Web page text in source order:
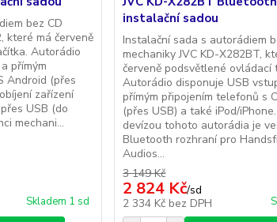
bez CD
které má červeně
Autorádio
přímým
Android (přes
zařízení
USB (do
mechani...
Skladem 1 sd
instalační sadou
Instalační sada s autorádiem
mechaniky JVC KD-X282BT,
červeně podsvětlené ovládací
Autorádio disponuje USB
přímým připojením telefonů s
(přes USB) a také iPod/
devízou tohoto autorádia je
Bluetooth rozhraní pro
Audios...
3 149 Kč
2 824 Kč/sd
2 334 Kč bez DPH